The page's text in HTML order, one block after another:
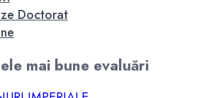
Doctorat
mai bune evaluări